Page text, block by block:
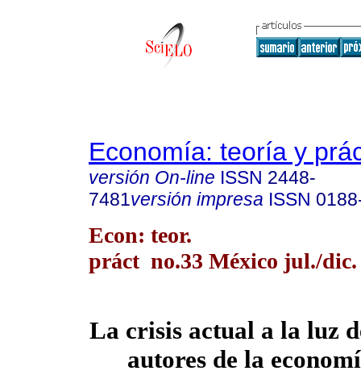
Economía: teoría y
versión On-line ISSN 2448-
7481versión impresa ISSN
Econ: teor.
práct no.33 México jul./dic.
La crisis actual a la luz
autores de la